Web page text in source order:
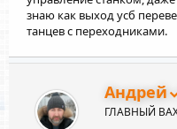
знаю как выход усб
танцев с переходниками.
Андрей
ГЛАВНЫЙ